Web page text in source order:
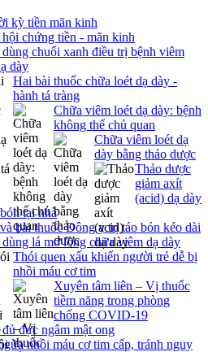
kỳ tiền mãn kinh
chứng tiền - mãn kinh
dùng chuối xanh điều trị bệnh viêm
dày
Hai bài thuốc chữa loét dạ dày -
hành tá tràng
Chữa viêm loét dạ dày: bệnh
không thể chủ quan
Chữa viêm loét dạ
dày bằng thảo dược
Thảo dược
giảm axít
(acid) dạ dày
tại nhà
bài thuốc Đông y trị táo bón kéo dài
dùng lá mơ lông chữa viêm dạ dày
Thói quen xấu khiến người trẻ dễ bị
nhồi máu cơ tim
Xuyên tâm liên – Vị thuốc
tiềm năng trong phòng
chống COVID-19
đực ngâm mật ong
nhồi máu cơ tim cấp, tránh nguy